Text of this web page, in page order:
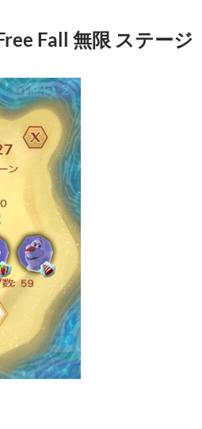
Fall 無限 ステージ